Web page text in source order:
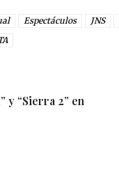
Espectáculos JNS
y “Sierra 2” en